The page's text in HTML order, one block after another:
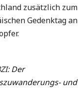
zusätzlich zum
Gedenktag an
:Der
und